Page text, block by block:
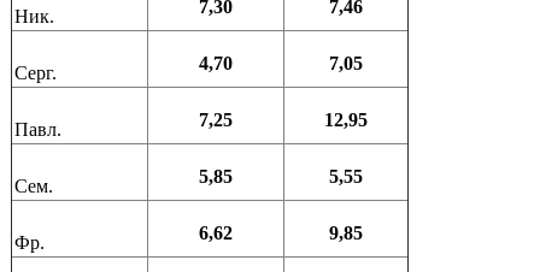
Ник. 7,30 7,46
Серг. 4,70 7,05
Павл. 7,25 12,95
Сем. 5,85 5,55
Фр. 6,62 9,85